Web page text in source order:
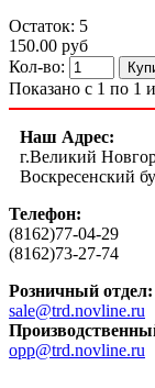
Остаток: 5
150.00 руб
Кол-во:
Показано с 1 по 1
Наш Адрес:
г.Великий
Воскресенский
Телефон:
(8162)77-04-29
(8162)73-27-74
Розничный отдел:
sale@trd.novline.ru
opp@trd.novline.ru